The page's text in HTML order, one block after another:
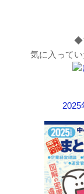
◆
気に入って
2025